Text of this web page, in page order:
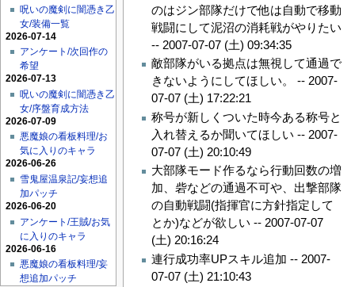
呪いの魔剣に闇憑き乙
女/装備一覧
2026-07-14
アンケート/次回作の
希望
2026-07-13
呪いの魔剣に闇憑き乙
女/序盤育成方法
2026-07-09
悪魔娘の看板料理/お
気に入りのキャラ
2026-06-26
雪鬼屋温泉記/妄想追
加パッチ
2026-06-20
アンケート/王賊/お気
に入りのキャラ
2026-06-16
悪魔娘の看板料理/妄
想追加パッチ
のはジン部隊だけで他は自動で移動
戦闘にして泥沼の消耗戦がやりたい
-- 2007-07-07 (土) 09:34:35
敵部隊がいる拠点は無視して通過で
きないようにしてほしい。 --2007-
07-07 (土) 17:22:21
称号が新しくついた時今ある称号と
入れ替えるか聞いてほしい -- 2007-
07-07 (土) 20:10:49
大部隊モード作るなら行動回数の増
加、砦などの通過不可や、出撃部隊
の自動戦闘(指揮官に方針指定して
とか)などが欲しい -- 2007-07-07
(土) 20:16:24
連行成功率UPスキル追加 -- 2007-
07-07 (土) 21:10:43